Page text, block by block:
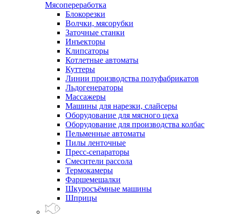
Мясопереработка
Блокорезки
Волчки, мясорубки
Заточные станки
Инъекторы
Клипсаторы
Котлетные автоматы
Куттеры
Линии производства полуфабрикатов
Льдогенераторы
Массажеры
Машины для нарезки, слайсеры
Оборудование для мясного цеха
Оборудование для производства колбас
Пельменные автоматы
Пилы ленточные
Пресс-сепараторы
Смесители рассола
Термокамеры
Фаршемешалки
Шкуросъёмные машины
Шприцы